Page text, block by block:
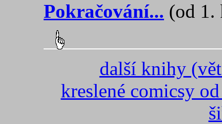
Pokračování... (od 1.
další knihy
kreslené comicsy